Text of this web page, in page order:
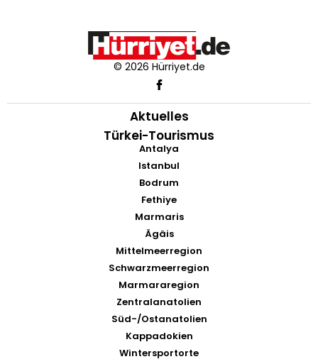
© 2026 Hürriyet.de
Aktuelles
Türkei-Tourismus
Antalya
Istanbul
Bodrum
Fethiye
Marmaris
Ägäis
Mittelmeerregion
Schwarzmeerregion
Marmararegion
Zentralanatolien
Süd-/Ostanatolien
Kappadokien
Wintersportorte